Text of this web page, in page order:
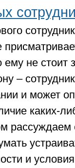
не стоит
–
и может
каких-
рассуждаем
и